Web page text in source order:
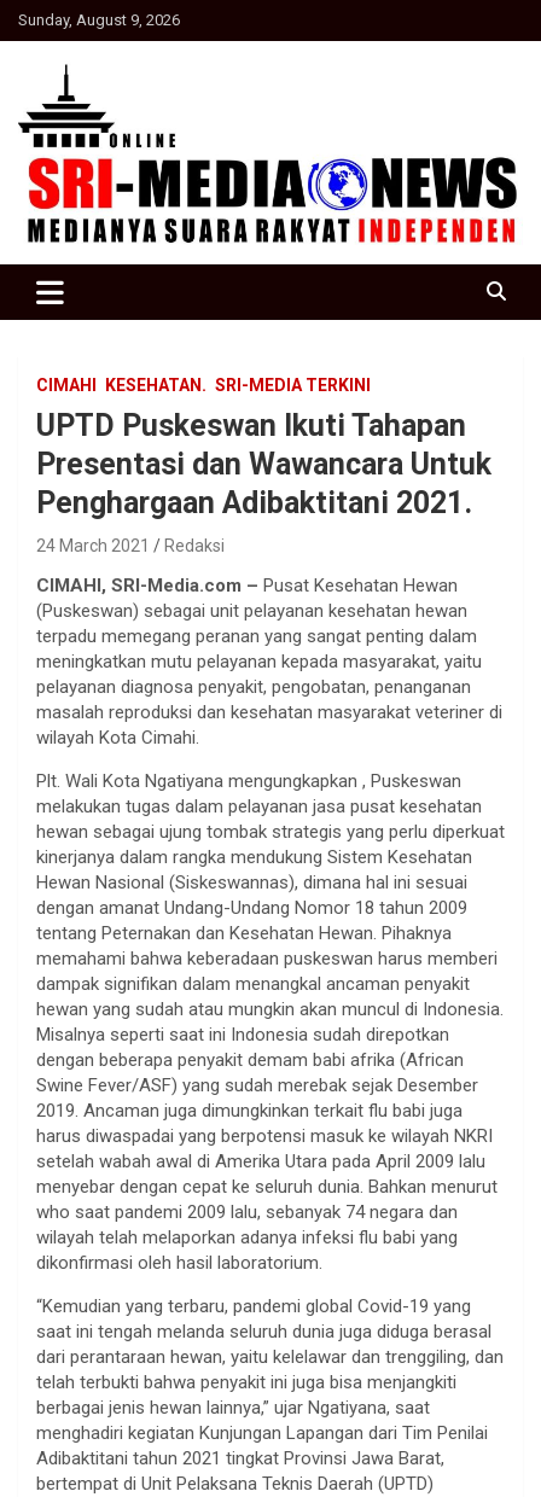
Skip
to
Sunday, August 9, 2026
SRI Media news
CIMAHI KESEHATAN. SRI-MEDIA TERKINI
UPTD Puskeswan Ikuti Tahapan
Presentasi dan Wawancara Untuk
Penghargaan Adibaktitani 2021.
24 March 2021 Redaksi
CIMAHI, SRI-Media.com – Pusat Kesehatan Hewan
(Puskeswan) sebagai unit pelayanan kesehatan hewan
terpadu memegang peranan yang sangat penting dalam
meningkatkan mutu pelayanan kepada masyarakat, yaitu
pelayanan diagnosa penyakit, pengobatan, penanganan
masalah reproduksi dan kesehatan masyarakat veteriner di
wilayah Kota Cimahi.
Plt. Wali Kota Ngatiyana mengungkapkan , Puskeswan
melakukan tugas dalam pelayanan jasa pusat kesehatan
hewan sebagai ujung tombak strategis yang perlu diperkuat
kinerjanya dalam rangka mendukung Sistem Kesehatan
Hewan Nasional (Siskeswannas), dimana hal ini sesuai
dengan amanat Undang-Undang Nomor 18 tahun 2009
tentang Peternakan dan Kesehatan Hewan. Pihaknya
memahami bahwa keberadaan puskeswan harus memberi
dampak signifikan dalam menangkal ancaman penyakit
hewan yang sudah atau mungkin akan muncul di Indonesia.
Misalnya seperti saat ini Indonesia sudah direpotkan
dengan beberapa penyakit demam babi afrika (African
Swine Fever/ASF) yang sudah merebak sejak Desember
2019. Ancaman juga dimungkinkan terkait flu babi juga
harus diwaspadai yang berpotensi masuk ke wilayah NKRI
setelah wabah awal di Amerika Utara pada April 2009 lalu
menyebar dengan cepat ke seluruh dunia. Bahkan menurut
who saat pandemi 2009 lalu, sebanyak 74 negara dan
wilayah telah melaporkan adanya infeksi flu babi yang
dikonfirmasi oleh hasil laboratorium.
“Kemudian yang terbaru, pandemi global Covid-19 yang
saat ini tengah melanda seluruh dunia juga diduga berasal
dari perantaraan hewan, yaitu kelelawar dan trenggiling, dan
telah terbukti bahwa penyakit ini juga bisa menjangkiti
berbagai jenis hewan lainnya,” ujar Ngatiyana, saat
menghadiri kegiatan Kunjungan Lapangan dari Tim Penilai
Adibaktitani tahun 2021 tingkat Provinsi Jawa Barat,
bertempat di Unit Pelaksana Teknis Daerah (UPTD)